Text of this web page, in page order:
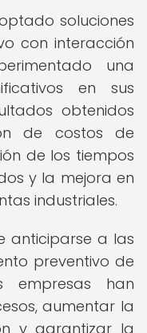
soluciones
con interacción
una
en sus
obtenidos
de costos de
de los tiempos
y la mejora en
industriales.
anticiparse a las
preventivo de
empresas han
aumentar la
y garantizar la